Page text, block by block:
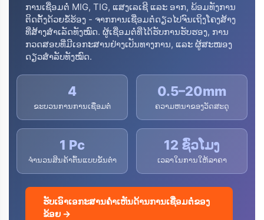
ການເຊື່ອມຕໍ່ MIG, TIG, ແສງເລເຊີ ແລະ ອາກ, ພ້ອມທັງການ
ຕິດຕັ້ງດ້ວຍຂໍ້ຮ້ອງ - ຈາກການເຊື່ອມຕໍ່ດຽວໄປຈົນເຖິງໂຄງສ້າງ
ທີ່ສ້າງສຳເລັດທັງໝົດ. ຜູ້ເຊື່ອມຕໍ່ທີ່ໄດ້ຮັບການຮັບຮອງ, ການ
ກວດສອບທີ່ມີເອກະສານຢ່າງເປັນທາງການ, ແລະ ຜູ້ສະໜອງ
ດຽວສຳລັບທັງໝົດ.
4
ຂະບວນການການເຊື່ອມຕໍ່
0.5–20mm
ຄວາມຫນາຂອງວັດສະດຸ
1 Pc
ຈຳນວນສິນຄ້າຕົ້ນແບບຂັ້ນຕ່ຳ
12 ຊົ່ວໂມງ
ເວລາໃນການໃຫ້ລາຄາ
ຮັບເອົາເອກະສານຄຳເຫັນດ້ານການເຊື່ອມຕໍ່ຂອງ
ຂ້ອຍ →